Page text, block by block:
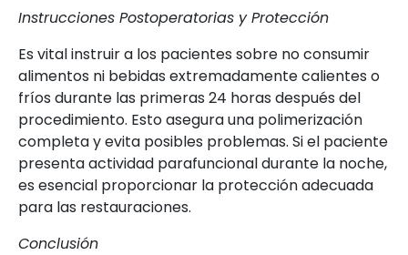
Instrucciones Postoperatorias y Protección
Es vital instruir a los pacientes sobre no consumir
alimentos ni bebidas extremadamente calientes o
fríos durante las primeras 24 horas después del
procedimiento. Esto asegura una polimerización
completa y evita posibles problemas. Si el paciente
presenta actividad parafuncional durante la noche,
es esencial proporcionar la protección adecuada
para las restauraciones.
Conclusión